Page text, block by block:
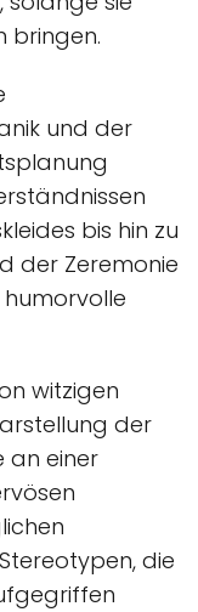
bringen.
und der
bis hin zu
der Zeremonie
witzigen
der
an einer
die